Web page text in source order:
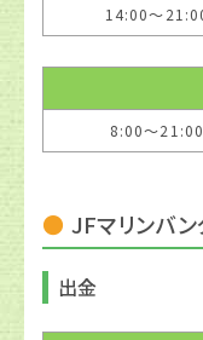
14:00〜
8:00〜21:00
JFマリンバン
出金